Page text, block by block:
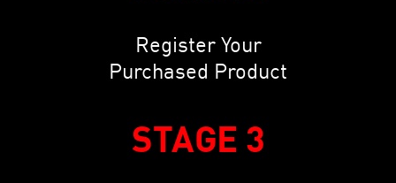
Register Your
Purchased Product
STAGE 3